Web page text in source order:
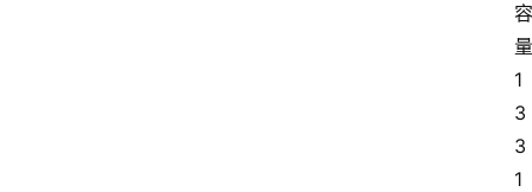
容
量
1
3
3
1